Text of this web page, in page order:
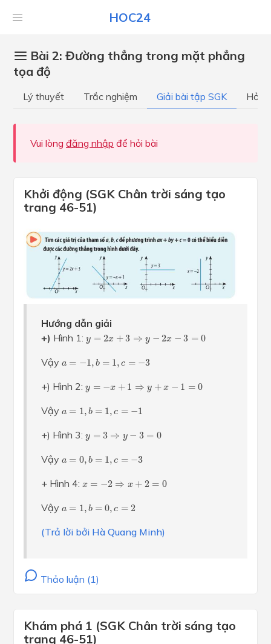
HOC24
Bài 2: Đường thẳng trong mặt phẳng
tọa độ
Lý thuyết Trắc nghiệm Giải bài tập SGK Hỏi
Vui lòng đăng nhập để hỏi bài
Khởi động (SGK Chân trời sáng tạo
trang 46-51)
Hướng dẫn giải
+) Hình 1: y = 2x +3 ⇒ y − 2x − 3 = 0
y x+ 3 ⇒y − 2x 3=0
Vậy a = −1, b = 1, c = −3
a b =1 = −3
+) Hình 2: y = −x + 1 ⇒ y + x − 1 = 0
y +1 ⇒y x −1 = 0
Vậy a = 1, b = 1, c = −1
a ,b = = −1
+) Hình 3: y = 3 ⇒ y − 3 = 0
y ⇒ y− 3 0
Vậy a = 0, b = 1, c = −3
a ,b = = −3
+ Hình 4: x = −2 ⇒ x + 2 = 0
x ⇒ + 2= 0
Vậy a = 1, b = 0, c = 2
a ,b = c= 2
(Trả lời bởi Hà Quang Minh)
Thảo luận (1)
Khám phá 1 (SGK Chân trời sáng tạo
trang 46-51)